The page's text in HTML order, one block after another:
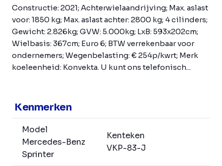
Constructie: 2021; Achterwielaandrijving; Max. aslast
voor: 1850 kg; Max. aslast achter: 2800 kg; 4 cilinders;
Gewicht: 2.826kg; GVW: 5.000kg; LxB: 593x202cm;
Wielbasis: 367cm; Euro 6; BTW verrekenbaar voor
ondernemers; Wegenbelasting: € 254p/kwrt; Merk
koeleenheid: Konvekta. U kunt ons telefonisch...
Kenmerken
Model
Mercedes-Benz
Sprinter
Kenteken
VKP-83-J